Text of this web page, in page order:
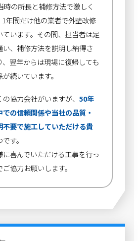
時の所長と補修方法で激しく
年間だけ他の業者で外壁改修
ています。その間、担当者は足
い、補修方法を説明し納得さ
翌年からは現場に復帰しても
続いています。
の協力会社がいますが、50年
の信頼関係や当社の品質・
不要で施工していただける貴
す。
喜んでいただける工事を行っ
協力お願いします。